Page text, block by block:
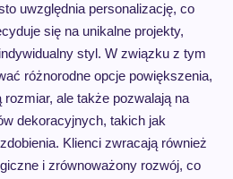
uwzględnia personalizację, co
się na unikalne projekty,
styl. W związku z tym
różnorodne opcje powiększenia,
ale także pozwalają na
dekoracyjnych, takich jak
Klienci zwracają również
i zrównoważony rozwój, co